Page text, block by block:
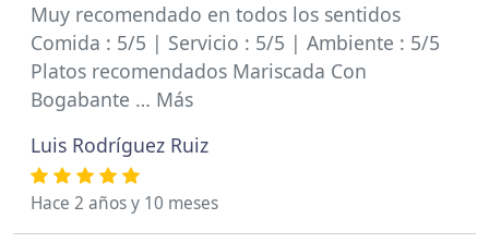
Muy recomendado en todos los sentidos
Comida : 5/5 | Servicio : 5/5 | Ambiente : 5/5
Platos recomendados Mariscada Con
Bogabante … Más
Luis Rodríguez Ruiz
Hace 2 años y 10 meses